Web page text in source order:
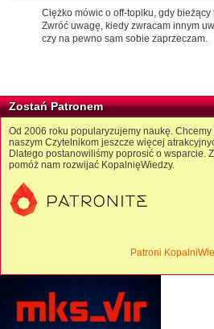
Ciężko mówic o off-topiku, gdy bieżący
Zwróć uwagę, kiedy zwracam innym
czy na pewno sam sobie zaprzeczam.
Zostań Patronem
Od 2006 roku popularyzujemy naukę.
naszym Czytelnikom jeszcze więcej
Dlatego postanowiliśmy poprosić o wsparcie.
pomóż nam rozwijać KopalnięWiedzy.
Patroni